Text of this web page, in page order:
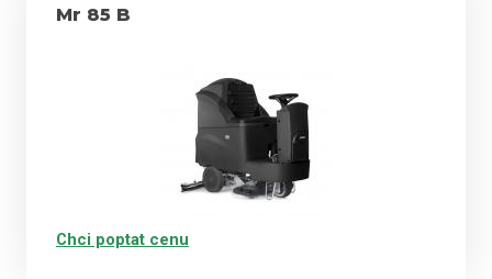
Mr 85 B
Chci poptat cenu